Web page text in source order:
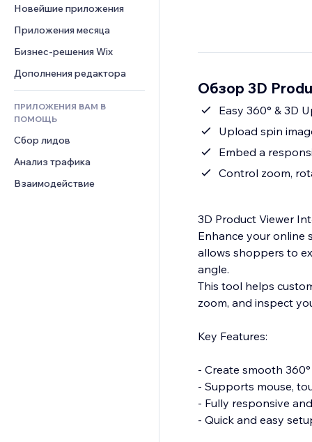
Складские услуги
Еда и напитки
PDF
Обмен файлами
Новости
Баннеры и значки
Калькуляторы
Погода
Графики и таблицы
Чат
Комментарии
Телефон
Сообщество
Отзывы и комментарии
Управление отношениями с
клиентом (CRM)
Новейшие приложения
Приложения месяца
Бизнес-решения Wix
Дополнения редактора
ПРИЛОЖЕНИЯ ВАМ В
ПОМОЩЬ
Сбор лидов
Анализ трафика
Взаимодействие
Обзор 3D
Easy 360° & 3D
Upload spin
Embed a
Control zoom,
3D Product Viewer
Enhance your online
allows shoppers to
angle.
This tool helps
zoom, and inspect
Key Features:
- Create smooth
- Supports mouse,
- Fully responsive
- Quick and easy